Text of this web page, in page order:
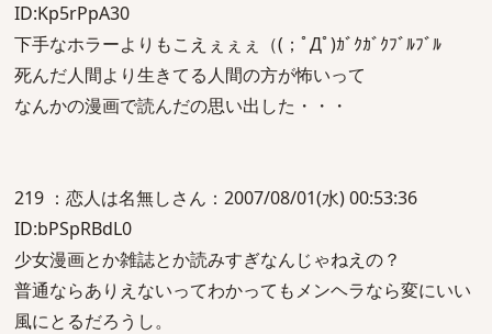
ID:Kp5rPpA30
下手なホラーよりもこえぇぇぇ（(；ﾟДﾟ)ｶﾞｸｶﾞｸﾌﾞﾙﾌﾞﾙ
死んだ人間より生きてる人間の方が怖いって
なんかの漫画で読んだの思い出した・・・
219 ：恋人は名無しさん：2007/08/01(水) 00:53:36
ID:bPSpRBdL0
少女漫画とか雑誌とか読みすぎなんじゃねえの？
普通ならありえないってわかってもメンヘラなら変にいい
風にとるだろうし。